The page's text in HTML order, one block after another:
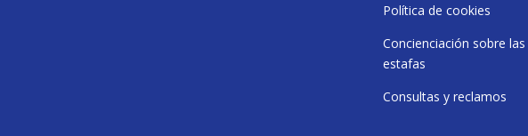
Política de cookies
Concienciación sobre las
estafas
Consultas y reclamos